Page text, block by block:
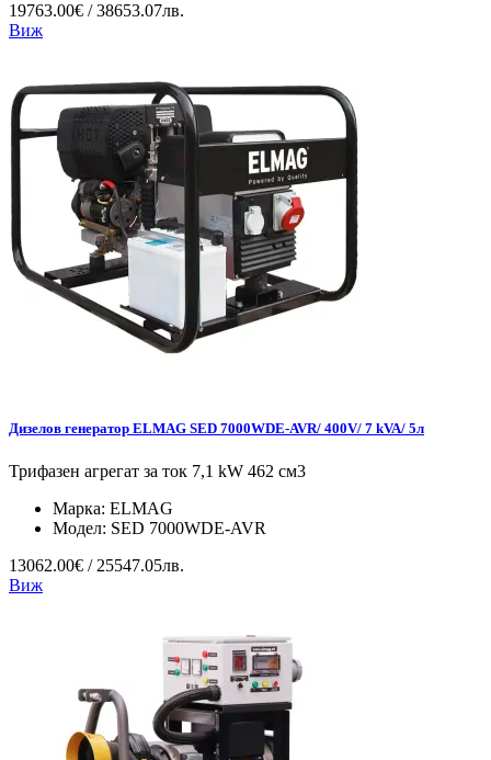
19763.00€ / 38653.07лв.
Виж
Дизелов генератор ELMAG SED 7000WDE-AVR/ 400V/ 7 kVA/ 5л
Трифазен агрегат за ток 7,1 kW 462 см3
Марка: ELMAG
Модел: SED 7000WDE-AVR
13062.00€ / 25547.05лв.
Виж